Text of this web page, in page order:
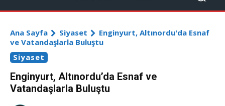
Ana Sayfa Siyaset
Enginyurt, Altınordu'da Esnaf
ve Vatandaşlarla Buluştu
Siyaset
Enginyurt, Altınordu’da Esnaf ve
Vatandaşlarla Buluştu